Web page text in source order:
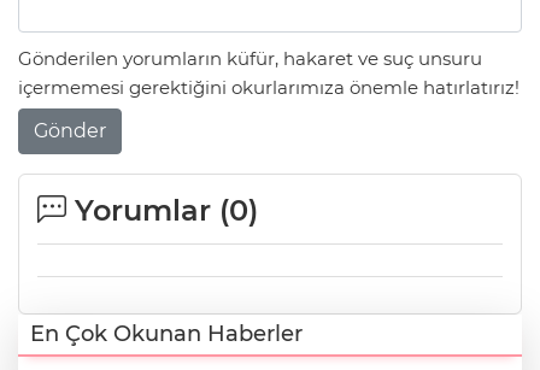
Gönderilen yorumların küfür, hakaret ve suç unsuru
içermemesi gerektiğini okurlarımıza önemle hatırlatırız!
Gönder
Yorumlar (0)
En Çok Okunan Haberler